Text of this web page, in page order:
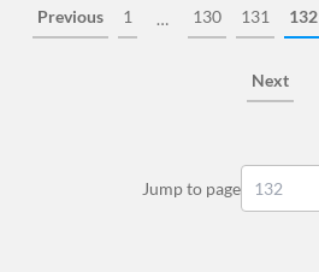
Previous 1 … 130 131 132
Next
Jump to page